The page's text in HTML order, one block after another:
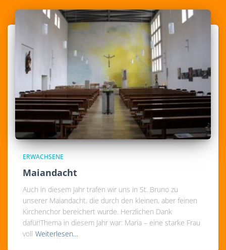
ERWACHSENE
Maiandacht
Auch in diesem Jahr trafen wir uns in St. Bruno zu
unserer Maiandacht, die durch den kleinen, aber feinen
Kirchenchor bereichert wurde. Herzlichen Dank
dafür!Thema in diesem Jahr war: Maria – eine starke Frau
voll Weiterlesen…